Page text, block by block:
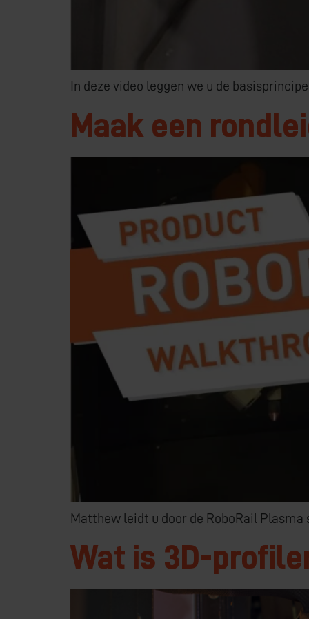
In deze video leggen we u de
Maak een
Matthew leidt u door de RoboRail
Wat is 3D-